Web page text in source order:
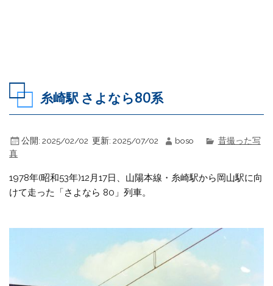
糸崎駅 さよなら80系
公開: 2025/02/02 更新: 2025/07/02 boso
昔撮った写
真
1978年(昭和53年)12月17日、山陽本線・糸崎駅から岡山駅に向
けて走った「さよなら 80」列車。